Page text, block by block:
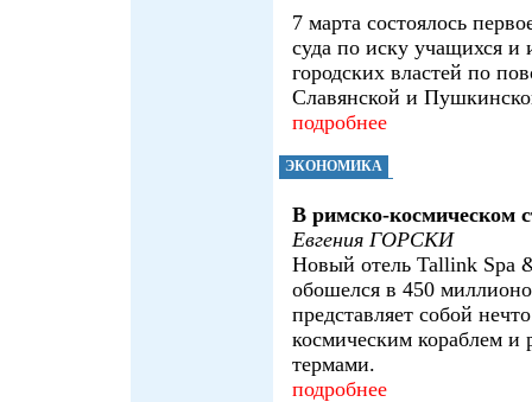
7 марта состоялось
суда по иску учащихся и
городских властей по
Славянской и
подробнее
ЭКОНОМИКА
В римско-космическом
Евгения ГОРСКИ
Новый отель Tallink Spa
обошелся в 450
представляет собой
космическим кораблем и
термами.
подробнее